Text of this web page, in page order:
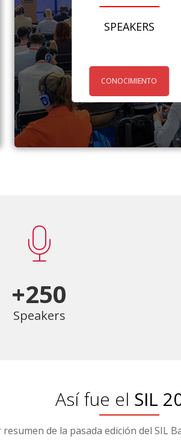
SPEAKERS
CONOCIMIENTO
+250
Speakers
Así fue el SIL
resumen de la pasada edición del SIL